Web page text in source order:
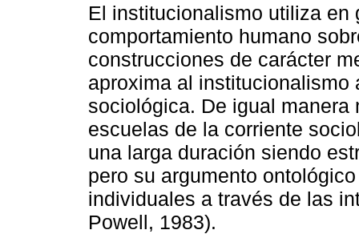
El institucionalismo utiliza
comportamiento humano
construcciones de carácter
aproxima al
sociológica. De igual
escuelas de la corriente
una larga duración siendo
pero su argumento
individuales a través de las
Powell, 1983).